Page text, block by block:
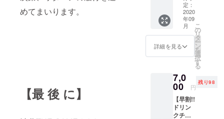
めてまいります。
【最 後 に】
は備考
欄へ
【不
要】と
くださ
い
カー 1
枚。 ●
壁面ポ
スター
へのお
名前掲
はお名
前(又は
ニック
ネーム)
を備考
K or
WHITE)
1枚。
・サイ
ズ：M /
L / XL /
ケット3
枚 。 有
効期限
は営業
再開か
ら6ヶ月
ツ＋ス
テッ
カー1枚
支援】
限定100
枚 8000
円 →
7000円
ドリン
クチ
ケット
(1枚)＋
Tシャツ
(1枚)＋
定：
2020
年09
月
詳細を見る
こ
の
リ
タ
ー
ン
を
選
択
す
る
7,0
00 円
残り98
【早割!!
ドリン
クチ